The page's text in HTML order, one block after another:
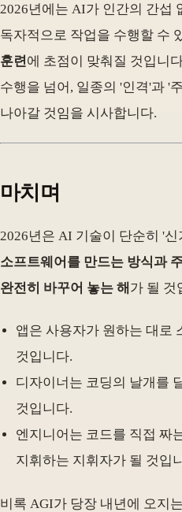
2026년에는 AI가 인간의 간섭
독자적으로 작업을 수행할 수
훈련 에 초점이 맞춰질 것입니
수행을 넘어, 일종의 '인격'과 '
나아갈 것임을 시사합니다.
마치며
2026년은 AI 기술이 단순히 '
소프트웨어를 만드는 방식과
완전히 바꾸어 놓는 해 가 될 것
앱은 사용자가 원하는 대로
것입니다.
디자이너는 코딩의 날개를
것입니다.
엔지니어는 코드를 직접 짜
지휘하는 지휘자가 될 것입
비록 AGI가 당장 내년에 오지